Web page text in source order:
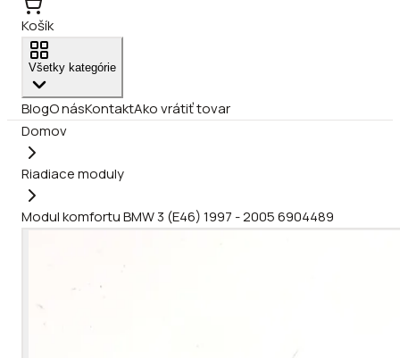
Košík
Všetky kategórie
BlogO násKontaktAko vrátiť tovar
Domov
Riadiace moduly
Modul komfortu BMW 3 (E46) 1997 - 2005 6904489